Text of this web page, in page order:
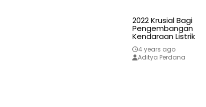
2022 Krusial Bagi
Pengembangan
Kendaraan Listrik
4 years ago
Aditya Perdana